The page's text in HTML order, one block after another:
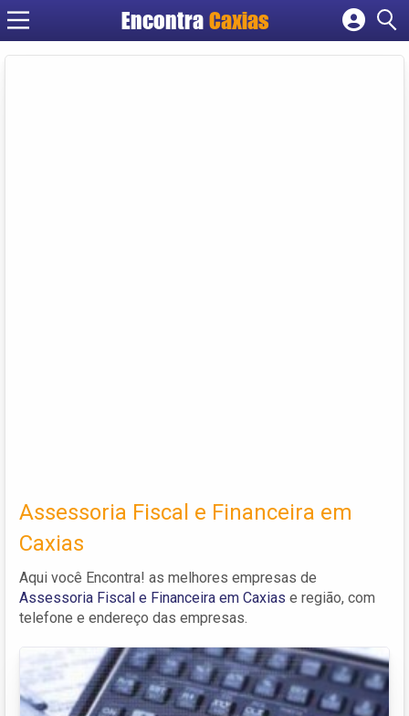
EncontraCaxias
Cadastrar empresa
Assessoria Fiscal e Financeira em
Caxias
Aqui você Encontra! as melhores empresas de
Assessoria Fiscal e Financeira em Caxias e região, com
telefone e endereço das empresas.